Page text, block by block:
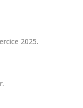
2025.